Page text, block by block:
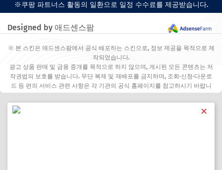
※쿠팡 파트너스 활동의 일환으로 일정 수수료를 제공받습니다.
Designed by 애드센스팜
※ 본 스킨은 애드센스팜에서 공식 배포하는 스킨으로, 정보 제공을 목적으로 제
작되었습니다.
광고 상품 판매 및 금융 중개를 목적으로 하지 않으며, 게시된 모든 콘텐츠는 저
작권법의 보호를 받습니다. 무단 복제 및 재배포를 금지하며, 조회·신청·다운로
드 등 편의 서비스 관련 사항은 각 기관의 공식 홈페이지를 참고하시기 바랍니
✕